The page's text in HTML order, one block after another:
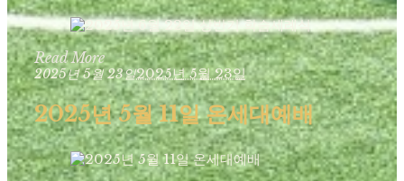
Read More
2025년 5월 23일2025년 5월 23일
2025년 5월 11일 온세대예배